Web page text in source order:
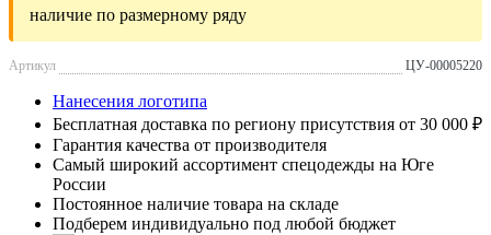
наличие по размерному ряду
Артикул ЦУ-00005220
Нанесения логотипа
Бесплатная доставка по региону присутствия от 30 000 ₽
Гарантия качества от производителя
Самый широкий ассортимент спецодежды на Юге
России
Постоянное наличие товара на складе
Подберем индивидуально под любой бюджет